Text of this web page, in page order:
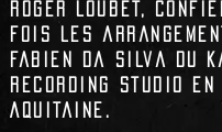
Roger Loubet,
fois les
Fabien Da Silva
Recording Studio
en
Aquitaine.